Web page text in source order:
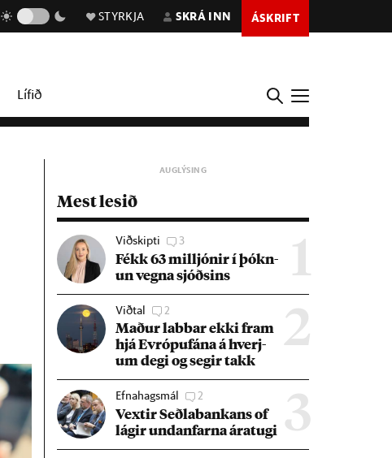
STYRKJA SKRÁ INN ÁSKRIFT
Lífið
Mest lesið
1
Viðskipti 3
Fékk 63 millj­ón­ir í þókn­
un vegna sjóðs­ins
2
Viðtal 2
Mað­ur labb­ar ekki fram
hjá Evr­ópuf­ána á hverj­
um degi og seg­ir takk
3
Efnahagsmál 2
Vext­ir Seðla­bank­ans of
lág­ir und­an­farna ára­tugi